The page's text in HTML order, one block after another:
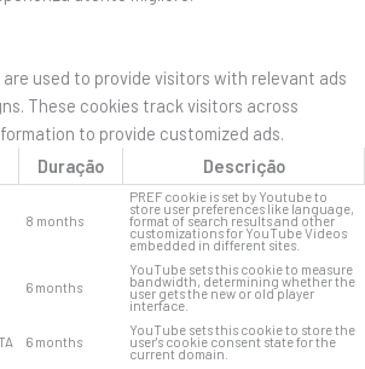
used to provide visitors with relevant ads
These cookies track visitors across
to provide customized ads.
Duração Descrição
8 months
PREF cookie is set by Youtube to
store user preferences like language,
format of search results and other
customizations for YouTube Videos
embedded in different sites.
6 months
YouTube sets this cookie to measure
bandwidth, determining whether the
user gets the new or old player
interface.
6 months
YouTube sets this cookie to store the
user's cookie consent state for the
current domain.